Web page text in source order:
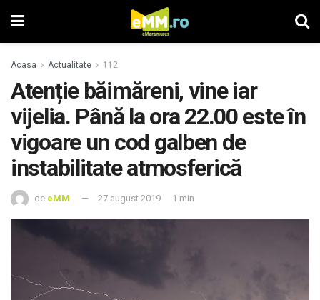
Acasa Actualitate 112
Atenție băimăreni, vine iar
vijelia. Până la ora 22.00 este în
vigoare un cod galben de
instabilitate atmosferică
de eMM 27 august 2019 1 min